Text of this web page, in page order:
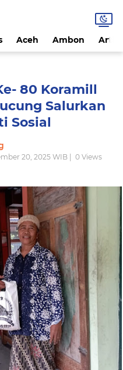
Aceh Ambon
80 Koramill
Salurkan
Sosial
20, 2025 WIB | 0 Views